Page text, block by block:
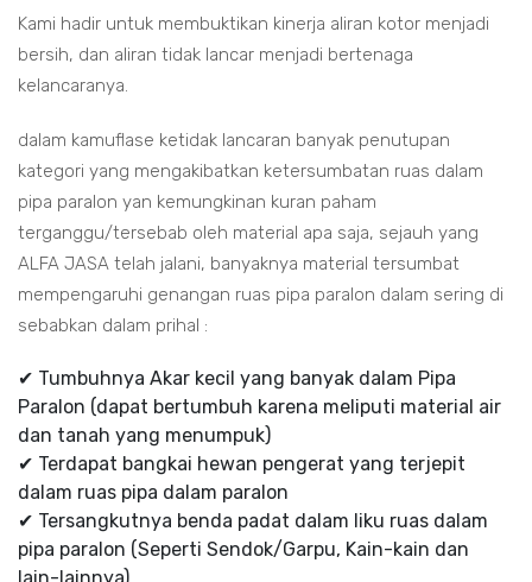
Kami hadir untuk membuktikan kinerja aliran kotor menjadi
bersih, dan aliran tidak lancar menjadi bertenaga
kelancaranya.
dalam kamuflase ketidak lancaran banyak penutupan
kategori yang mengakibatkan ketersumbatan ruas dalam
pipa paralon yan kemungkinan kuran paham
terganggu/tersebab oleh material apa saja, sejauh yang
ALFA JASA telah jalani, banyaknya material tersumbat
mempengaruhi genangan ruas pipa paralon dalam sering di
sebabkan dalam prihal :
✔ Tumbuhnya Akar kecil yang banyak dalam Pipa
Paralon (dapat bertumbuh karena meliputi material air
dan tanah yang menumpuk)
✔ Terdapat bangkai hewan pengerat yang terjepit
dalam ruas pipa dalam paralon
✔ Tersangkutnya benda padat dalam liku ruas dalam
pipa paralon (Seperti Sendok/Garpu, Kain-kain dan